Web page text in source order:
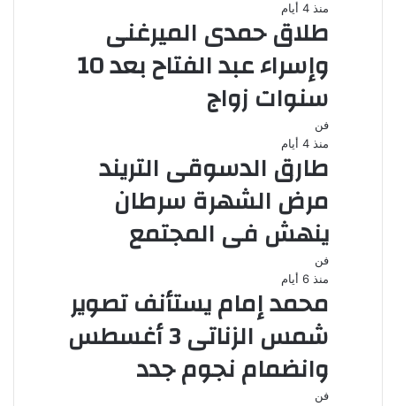
منذ 4 أيام
طلاق حمدى الميرغنى
وإسراء عبد الفتاح بعد 10
سنوات زواج
فن
منذ 4 أيام
طارق الدسوقى التريند
مرض الشهرة سرطان
ينهش فى المجتمع
فن
منذ 6 أيام
محمد إمام يستأنف تصوير
شمس الزناتى 3 أغسطس
وانضمام نجوم جدد
فن